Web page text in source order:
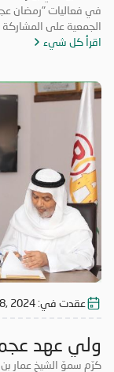
في فعاليات "رمضان
الجمعية على المشاركة
مضافة تعود على
وواجبها تجاه الإمارة؛
والمبادرات الدينية
المبارك، انسجاماً مع
وتعزيزاً لمكانة
الفضيل.
اقرأ كل شيء
عقدت في: 2024
ولي عهد
كرّم سموّ الشيخ عمار